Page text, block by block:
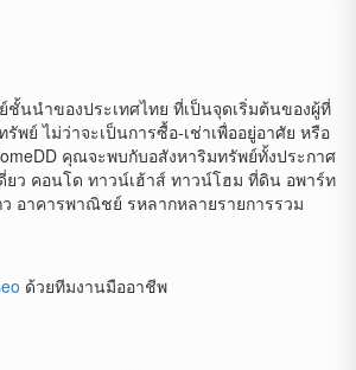
ชั้นนำของประเทศไทย ที่เป็นจุดเริ่มต้นของผู้ที่
พย์ ไม่ว่าจะเป็นการซื้อ-เช่าเพื่ออยู่อาศัย หรือ
คุณจะพบกับอสังหาริมทรัพย์ทั้งประกาศ
ยว คอนโด ทาวน์เฮ้าส์ ทาวน์โฮม ที่ดิน อพาร์ท
อาคารพาณิชย์ รหลากหลายรายการรวม
ด้วยทีมงานมืออาชีพ